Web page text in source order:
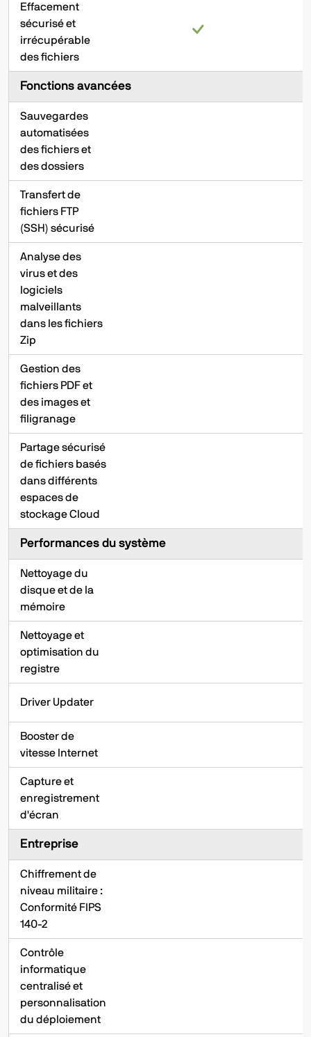
Effacement
sécurisé et
irrécupérable
des fichiers
Fonctions avancées
Sauvegardes
automatisées
des fichiers et
des dossiers
Transfert de
fichiers FTP
(SSH) sécurisé
Analyse des
virus et des
logiciels
malveillants
dans les fichiers
Zip
Gestion des
fichiers PDF et
des images et
filigranage
Partage sécurisé
de fichiers basés
dans différents
espaces de
stockage Cloud
Performances du système
Nettoyage du
disque et de la
mémoire
Nettoyage et
optimisation du
registre
Driver Updater
Booster de
vitesse Internet
Capture et
enregistrement
d'écran
Entreprise
Chiffrement de
niveau militaire :
Conformité FIPS
140-2
Contrôle
informatique
centralisé et
personnalisation
du déploiement